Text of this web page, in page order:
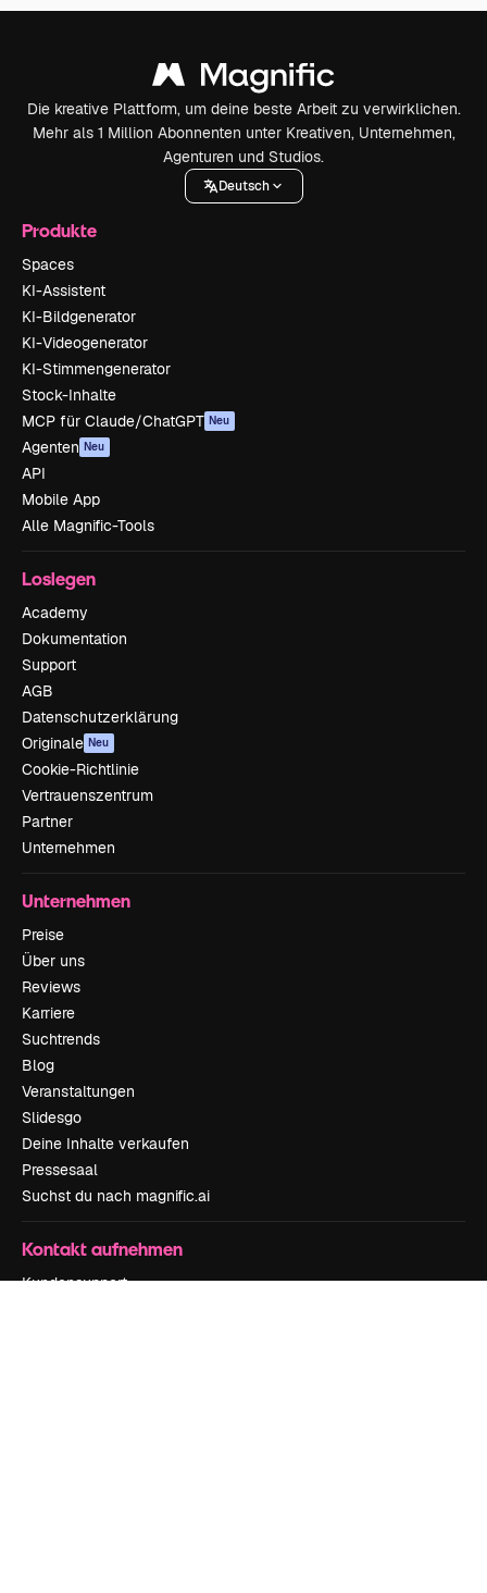
Die kreative Plattform, um deine beste Arbeit zu verwirklichen.
Mehr als 1 Million Abonnenten unter Kreativen, Unternehmen,
Agenturen und Studios.
Deutsch
Produkte
Spaces
KI-Assistent
KI-Bildgenerator
KI-Videogenerator
KI-Stimmengenerator
Stock-Inhalte
MCP für Claude/ChatGPT Neu
Agenten Neu
API
Mobile App
Alle Magnific-Tools
Loslegen
Academy
Dokumentation
Support
AGB
Datenschutzerklärung
Originale Neu
Cookie-Richtlinie
Vertrauenszentrum
Partner
Unternehmen
Unternehmen
Preise
Über uns
Reviews
Karriere
Suchtrends
Blog
Veranstaltungen
Slidesgo
Deine Inhalte verkaufen
Pressesaal
Suchst du nach magnific.ai
Kontakt aufnehmen
Kundensupport